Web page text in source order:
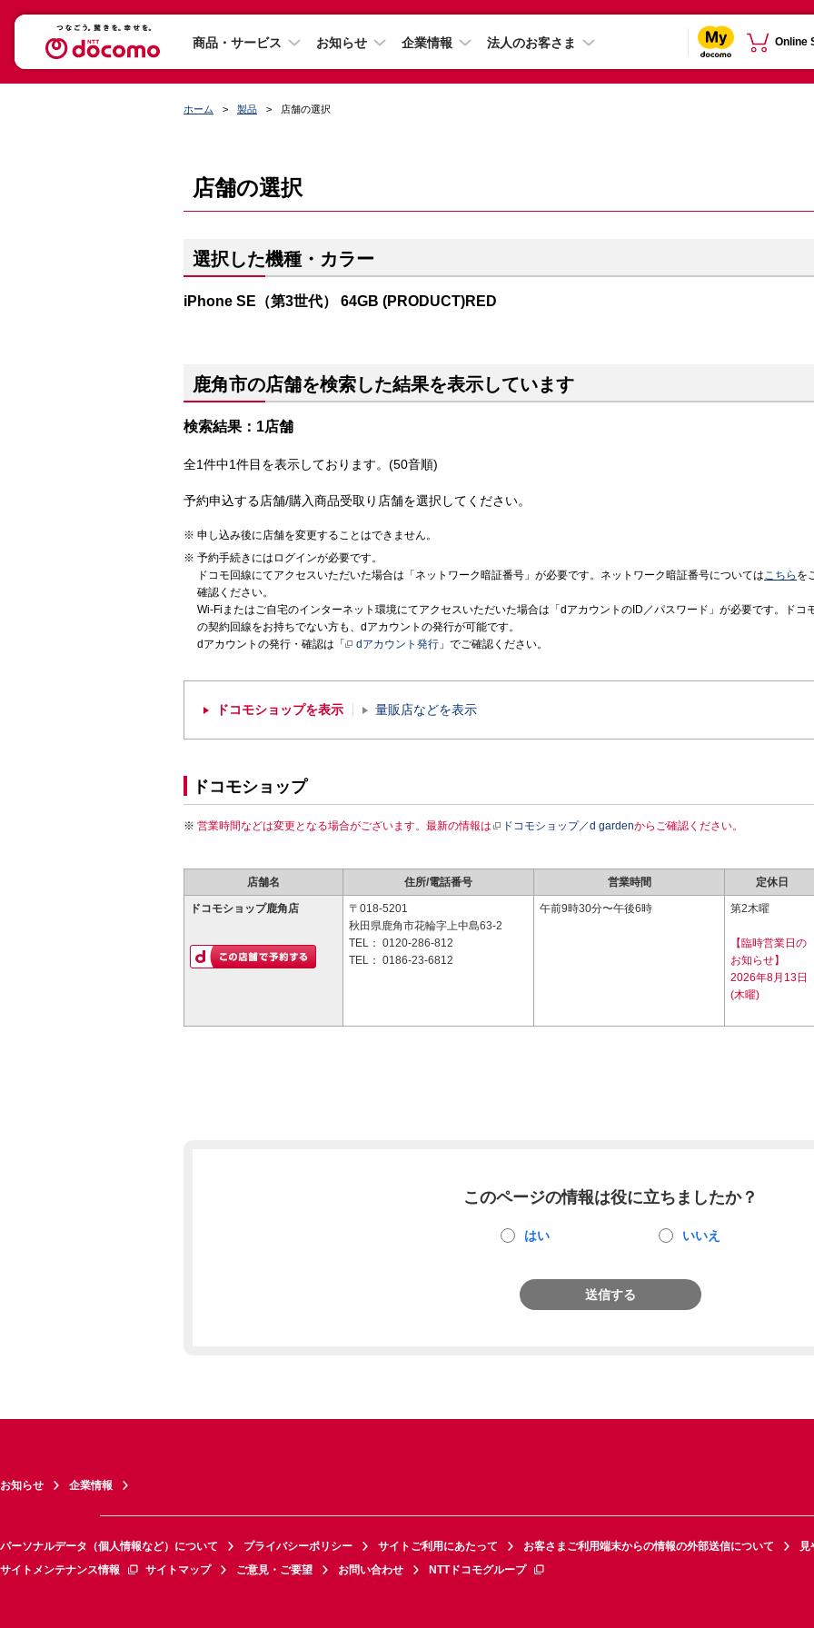
商品・サービス お知らせ 企業情報 法人のお客さま Online
ホーム 製品 店舗の選択
店舗の選択
選択した機種・カラー
iPhone SE（第3世代） 64GB (PRODUCT)RED
鹿角市の店舗を検索した結果を表示しています
検索結果：1店舗
全1件中1件目を表示しております。(50音順)
予約申込する店舗/購入商品受取り店舗を選択してください。
申し込み後に店舗を変更することはできません。
予約手続きにはログインが必要です。
ドコモ回線にてアクセスいただいた場合は「ネットワーク暗証番号」が必要です。ネットワーク暗証番号についてはこちら を
確認ください。
Wi-Fiまたはご自宅のインターネット環境にてアクセスいただいた場合は「dアカウントのID／パスワード」が必要です。ドコ
の契約回線をお持ちでない方も、dアカウントの発行が可能です。
dアカウントの発行・確認は「
dアカウント発行 」でご確認ください。
ドコモショップを表示 量販店などを表示
ドコモショップ
営業時間などは変更となる場合がございます。最新の情報は ドコモショップ／d gardenからご確認ください。
店舗名 住所/電話番号 営業時間 定休日
ドコモショップ鹿角店
〒018-5201
秋田県鹿角市花輪字上中島63-2
TEL： 0120-286-812
TEL： 0186-23-6812
午前9時30分〜午後6時 第2木曜
【臨時営業日の
お知らせ】
2026年8月13日
(木曜)
このページの情報は役に立ちましたか？
はい いいえ
送信する
お知らせ 企業情報
パーソナルデータ（個人情報など）について プライバシーポリシー サイトご利用にあたって お客さまご利用端末からの情報の外部送信について
見
サイトメンテナンス情報
サイトマップ ご意見・ご要望 お問い合わせ NTTドコモグループ